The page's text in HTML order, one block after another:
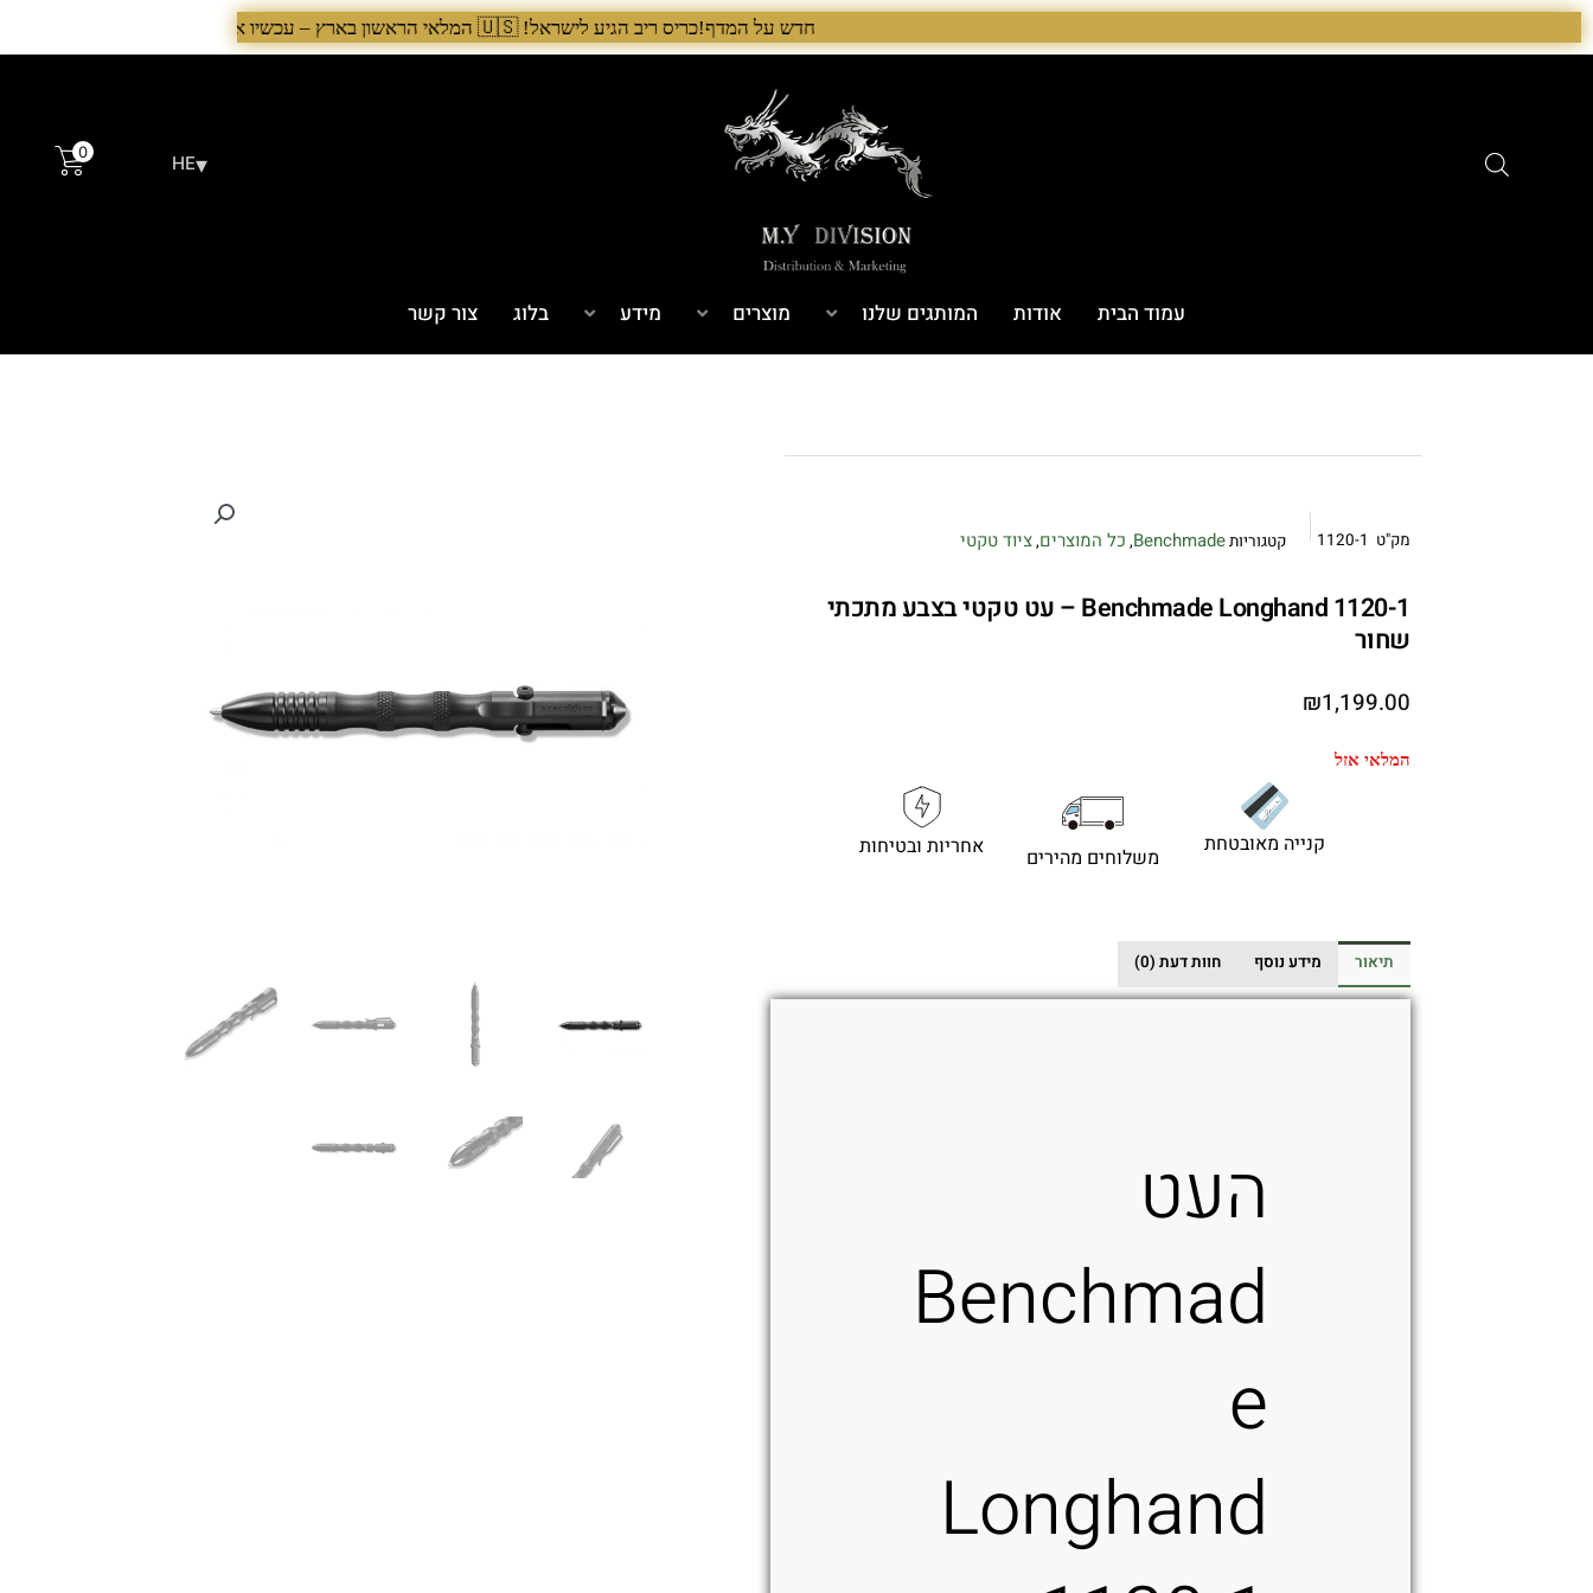
דילוג
לתוכן
חדש על המדף!כריס ריב הגיע לישראל! 🇺🇸 המלאי הראשון בארץ – עכשיו אצל היבואן הבלעדי לרגל ההשקה, 5% הנחה על כל מוצרי Chris Reeve לזמן מוגבל. בנוסף, הגיע גם מלאי חדש של Benchmade ו־Microtech. לרכישה עכשיו›. >
HE▾
0
עמוד הבית אודות המותגים שלנו מוצרים מידע בלוג צור קשר
מק"ט 1120-1 קטגוריותBenchmade
, כל המוצרים,ציוד טקטי
Benchmade Longhand 1120-1 – עט טקטי בצבע מתכתי
שחור
₪1,199.00
המלאי אזל
קנייה מאובטחת משלוחים מהירים אחריות ובטיחות
תיאור מידע נוסף חוות דעת (0)
העט
Benchmad
e
Longhand